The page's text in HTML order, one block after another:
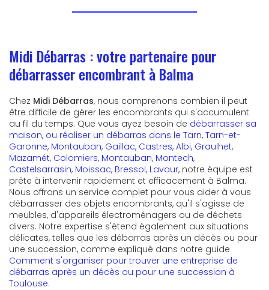
Midi Débarras : votre partenaire pour
débarrasser encombrant à Balma
Chez Midi Débarras, nous comprenons combien il peut
être difficile de gérer les encombrants qui s'accumulent
au fil du temps. Que vous ayez besoin de débarrasser sa
maison, ou réaliser un débarras dans le Tarn, Tarn-et-
Garonne, Montauban, Gaillac, Castres, Albi, Graulhet,
Mazamét, Colomiers, Montauban, Montech,
Castelsarrasin, Moissac, Bressol, Lavaur, notre équipe est
prête à intervenir rapidement et efficacement à Balma.
Nous offrons un service complet pour vous aider à vous
débarrasser des objets encombrants, qu'il s'agisse de
meubles, d'appareils électroménagers ou de déchets
divers. Notre expertise s'étend également aux situations
délicates, telles que les débarras après un décès ou pour
une succession, comme expliqué dans notre guide
Comment s'organiser pour trouver une entreprise de
débarras après un décès ou pour une succession à
Toulouse.